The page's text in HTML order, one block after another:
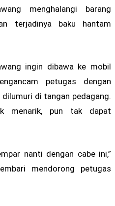
menghalangi barang
terjadinya baku hantam
ingin dibawa ke mobil
petugas dengan
di tangan pedagang.
menarik, pun tak dapat
nanti dengan cabe ini,”
mendorong petugas